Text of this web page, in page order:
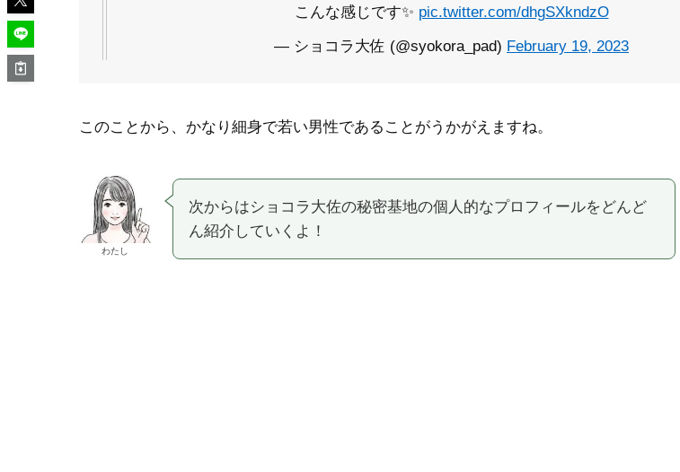
こんな感じです✨ pic.twitter.com/dhgSXkndzO
— ショコラ大佐 (@syokora_pad) February 19, 2023
このことから、かなり細身で若い男性であることがうかがえますね。
わたし
次からはショコラ大佐の秘密基地の個人的なプロフィールをどんど
ん紹介していくよ！